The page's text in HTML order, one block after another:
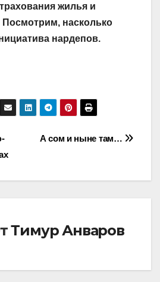
жилья и
Посмотрим, насколько
нардепов.
А сом и ныне там…
Тимур Анваров